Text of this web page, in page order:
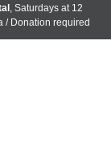
, Saturdays at 12
/ Donation required